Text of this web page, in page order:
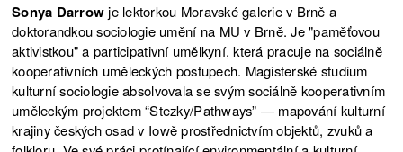
Sonya Darrowje lektorkou Moravské galerie v Brně a
doktorandkou sociologie umění na MU v Brně. Je "paměťovou
aktivistkou" a participativní umělkyní, která pracuje na sociálně
kooperativních uměleckých postupech. Magisterské studium
kulturní sociologie absolvovala se svým sociálně kooperativním
uměleckým projektem “Stezky/Pathways” — mapování kulturní
krajiny českých osad v Iowě prostřednictvím objektů, zvuků a